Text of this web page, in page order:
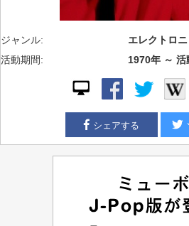
ジャンル:
エレクトロニ
活動期間:
1970年 ～ 活
シェアする